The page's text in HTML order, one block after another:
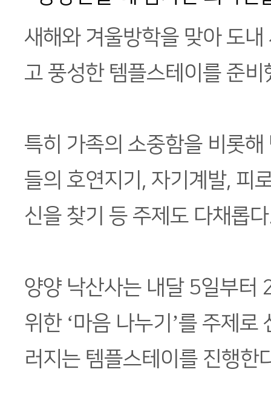
새해와 겨울방학을 맞아 도
고 풍성한 템플스테이를 준비
특히 가족의 소중함을 비롯
들의 호연지기, 자기계발, 피
신을 찾기 등 주제도 다채롭
양양 낙산사는 내달 5일부터
위한 ‘마음 나누기’를 주제로
러지는 템플스테이를 진행한